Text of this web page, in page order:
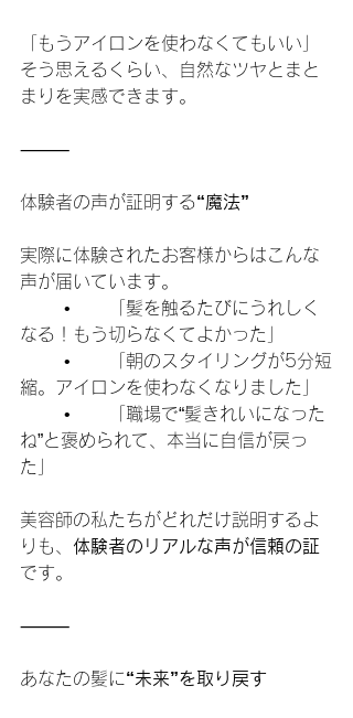
「もうアイロンを使わなくてもいい」
そう思えるくらい、自然なツヤとまと
まりを実感できます。
⸻
体験者の声が証明する“魔法”
実際に体験されたお客様からはこんな
声が届いています。
なる！もう切らなくてよかった」
縮。アイロンを使わなくなりました」
ね”と褒められて、本当に自信が戻っ
た」
美容師の私たちがどれだけ説明するよ
りも、 体験者のリアルな声が信頼の証
です。
⸻
あなたの髪に“未来”を取り戻す